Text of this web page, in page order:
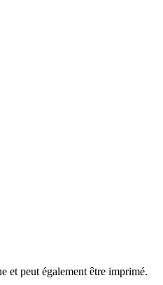
et peut également être imprimé.